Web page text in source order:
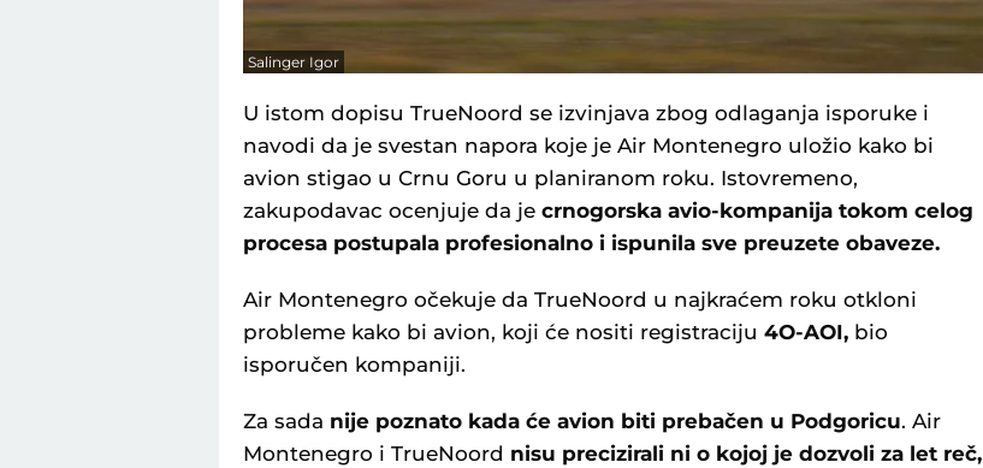
Salinger Igor
U istom dopisu TrueNoord se izvinjava zbog odlaganja isporuke i
navodi da je svestan napora koje je Air Montenegro uložio kako bi
avion stigao u Crnu Goru u planiranom roku. Istovremeno,
zakupodavac ocenjuje da je crnogorska avio-kompanija tokom celog
procesa postupala profesionalno i ispunila sve preuzete obaveze.
Air Montenegro očekuje da TrueNoord u najkraćem roku otkloni
probleme kako bi avion, koji će nositi registraciju 4O-AOI, bio
isporučen kompaniji.
Za sada nije poznato kada će avion biti prebačen u Podgoricu. Air
Montenegro i TrueNoord nisu precizirali ni o kojoj je dozvoli za let reč,
25o C